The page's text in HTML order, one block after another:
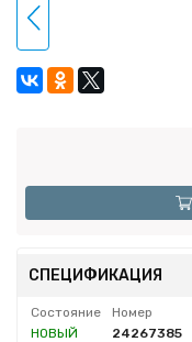
СПЕЦИФИКАЦИЯ
Состояние Номер
НОВЫЙ
24267385